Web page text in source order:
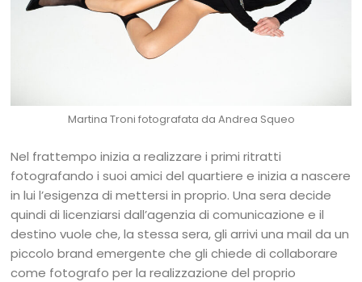
Martina Troni fotografata da Andrea Squeo
Nel frattempo inizia a realizzare i primi ritratti
fotografando i suoi amici del quartiere e inizia a nascere
in lui l’esigenza di mettersi in proprio. Una sera decide
quindi di licenziarsi dall’agenzia di comunicazione e il
destino vuole che, la stessa sera, gli arrivi una mail da un
piccolo brand emergente che gli chiede di collaborare
come fotografo per la realizzazione del proprio